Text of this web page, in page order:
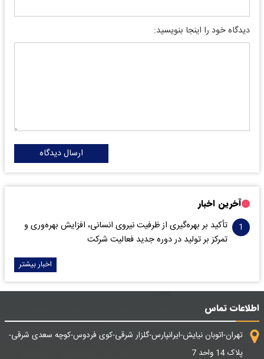
دیدگاه خود را اینجا بنویسید:
ارسال دیدگاه
آخرین اخبار
تأکید بر بهره‌گیری از ظرفیت نیروی انسانی، افزایش بهره‌وری و
تمرکز بر تولید در دوره جدید فعالیت شرکت
اخبار بیشتر
اطلاعات تماس
تهران-اتوبان نیایش-ایرانپارس-گلزار شرقی-کوی فردوس-کوچه سعدی شرقی-
پلاک 14 واحد 7